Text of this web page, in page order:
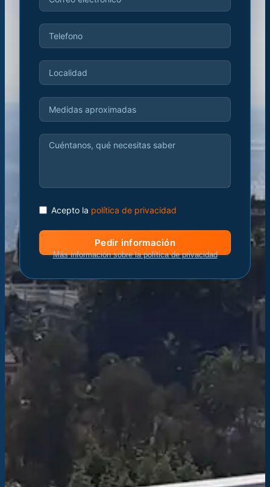
Acepto la política de privacidad
Pedir información
Más información sobre la política de privacidad